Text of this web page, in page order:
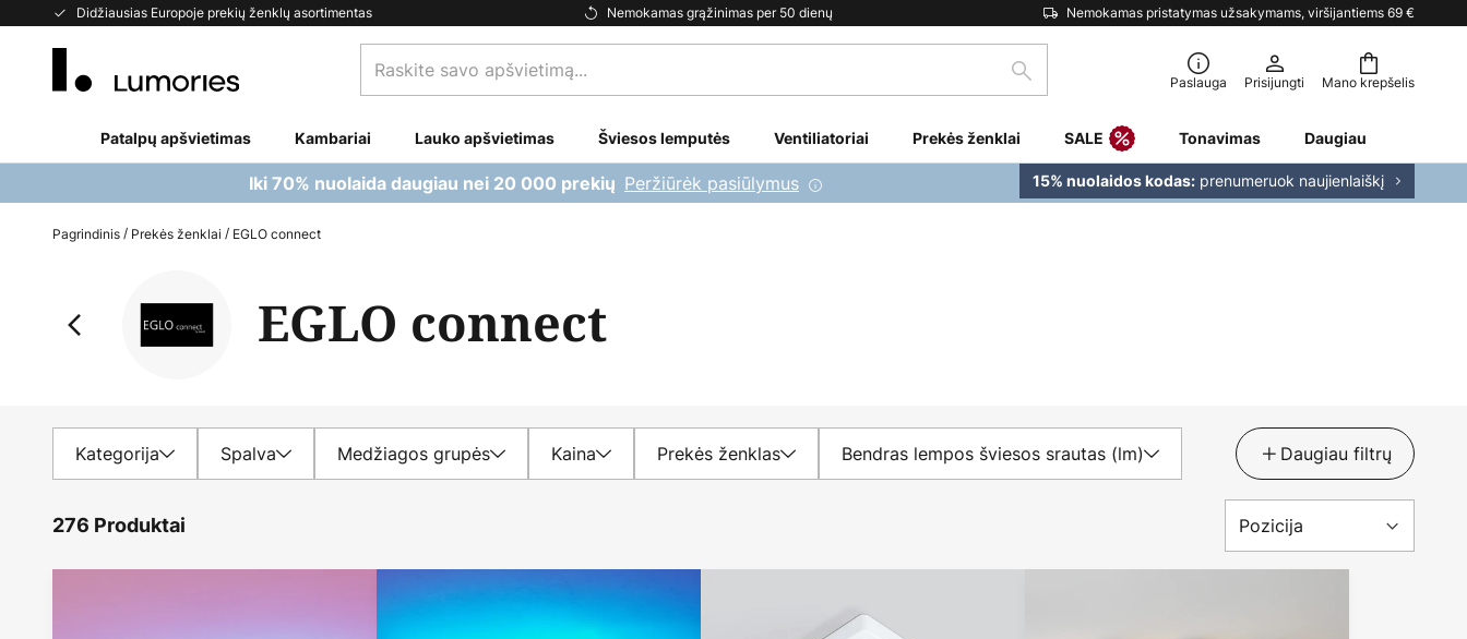
Didžiausias Europoje prekių ženklų asortimentas Nemokamas grąžinimas per 50 dienų Nemokamas pristatymas užsakymams, viršijantiems 69 €
Skip
Mano krepšelis
savo
Paieška Paslauga Prisijungti
Patalpų apšvietimas Kambariai Lauko apšvietimas Šviesos lemputės Ventiliatoriai Prekės ženklai SALE Tonavimas Daugiau
Iki 70% nuolaida daugiau nei 20 000 prekių Peržiūrėk pasiūlymus 15% nuolaidos kodas: prenumeruok naujienlaiškį
Pagrindinis Prekės ženklai EGLO connect
EGLO connect
Kategorija Spalva Medžiagos grupės Kaina Prekės ženklas Bendras lempos šviesos srautas (lm) Daugiau filtrų
276 Produktai